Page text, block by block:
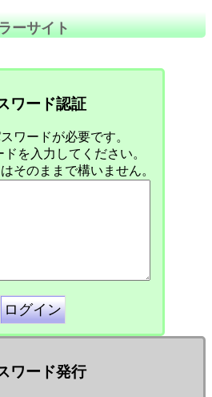
ーサイト
ワード認証
ワードが必要です。
を入力してください。
そのままで構いません。
ワード発行